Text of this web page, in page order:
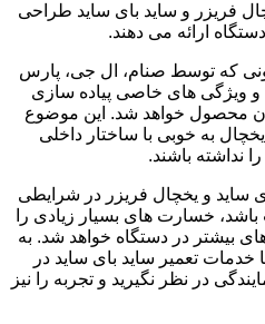
فریزر و ساید بای ساید طراحی
ارائه می دهند.
که توسط صنام، ال جی، پارس
و ویژگی های خاصی پیاده سازی
محصول خواهد شد. این موضوع
به خوبی با ساختار داخلی
نداشته باشند.
ساید و یخچال فریزر در شرایطی
خسارت های بسیار زیادی را
بیشتر در دستگاه خواهد شد. به
خدمات تعمیر ساید بای ساید در
در نظر نگیرید و تجربه را نیز